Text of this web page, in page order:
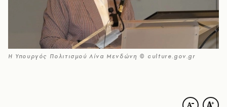
Η Υπουργός Πολιτισμού Λίνα Μενδώνη © culture.gov.gr